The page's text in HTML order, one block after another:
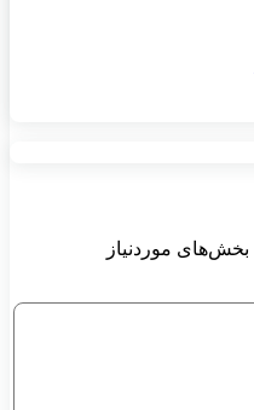
بخش‌های موردنیاز